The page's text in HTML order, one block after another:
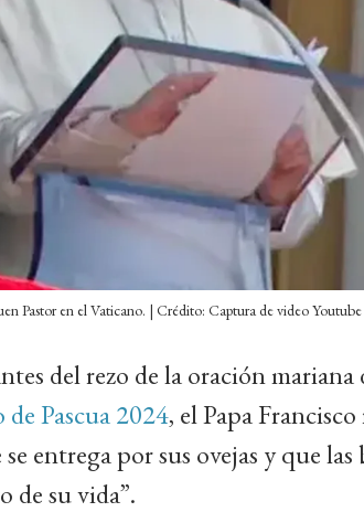
Pastor en el Vaticano. | Crédito: Captura de video
del rezo de la oración
Pascua 2024, el Papa
entrega por sus ovejas y que
de su vida”.